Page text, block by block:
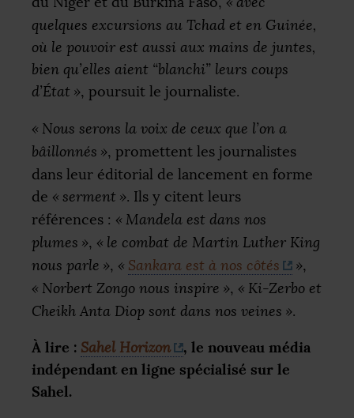
quelques excursions au Tchad et en Guinée,
où le pouvoir est aussi aux mains de juntes,
bien qu’elles aient “blanchi” leurs coups
d’État », poursuit le journaliste.
« Nous serons la voix de ceux que l’on a
bâillonnés », promettent les journalistes
dans leur éditorial de lancement en forme
de « serment ». Ils y citent leurs
références : « Mandela est dans nos
plumes », « le combat de Martin Luther King
nous parle », « Sankara est à nos côtés »,
« Norbert Zongo nous inspire », « Ki-Zerbo et
Cheikh Anta Diop sont dans nos veines ».
À lire : Sahel Horizon
, le nouveau média
indépendant en ligne spécialisé sur le
Sahel.